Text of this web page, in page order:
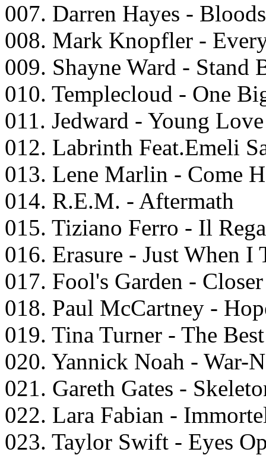
007. Darren Hayes -
008. Mark Knopfler -
009. Shayne Ward - Stand
010. Templecloud - One
011. Jedward - Young Love
012. Labrinth Feat.Emeli
013. Lene Marlin - Come
014. R.E.M. - Aftermath
015. Tiziano Ferro - Il
016. Erasure - Just When
017. Fool's Garden - Closer
018. Paul McCartney -
019. Tina Turner - The Best
020. Yannick Noah - War-
021. Gareth Gates -
022. Lara Fabian -
023. Taylor Swift - Eyes